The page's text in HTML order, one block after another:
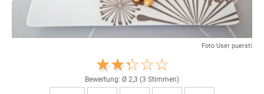
Foto User puersti
Bewertung: Ø 2,3 (3 Stimmen)